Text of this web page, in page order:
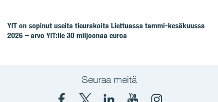
YIT on sopinut useita tieurakoita Liettuassa tammi-kesäkuussa
2026 – arvo YIT:lle 30 miljoonaa euroa
Seuraa meitä